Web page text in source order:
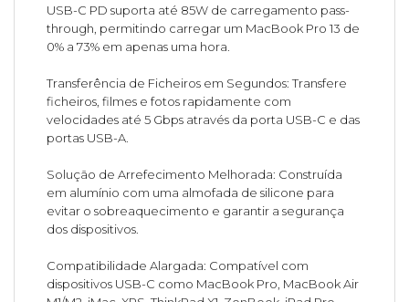
USB-C PD suporta até 85W de carregamento pass-
through, permitindo carregar um MacBook Pro 13 de
0% a 73% em apenas uma hora.
Transferência de Ficheiros em Segundos: Transfere
ficheiros, filmes e fotos rapidamente com
velocidades até 5 Gbps através da porta USB-C e das
portas USB-A.
Solução de Arrefecimento Melhorada: Construída
em alumínio com uma almofada de silicone para
evitar o sobreaquecimento e garantir a segurança
dos dispositivos.
Compatibilidade Alargada: Compatível com
dispositivos USB-C como MacBook Pro, MacBook Air